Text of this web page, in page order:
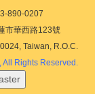
890-0207
華西路123號
Taiwan, R.O.C.
Rights Reserved.